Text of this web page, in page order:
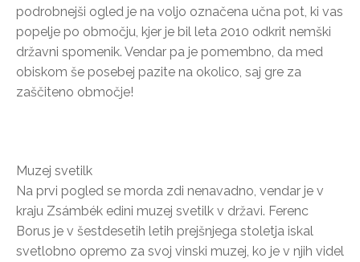
podrobnejši ogled je na voljo označena učna pot, ki vas
popelje po območju, kjer je bil leta 2010 odkrit nemški
državni spomenik. Vendar pa je pomembno, da med
obiskom še posebej pazite na okolico, saj gre za
zaščiteno območje!
Muzej svetilk
Na prvi pogled se morda zdi nenavadno, vendar je v
kraju Zsámbék edini muzej svetilk v državi. Ferenc
Borus je v šestdesetih letih prejšnjega stoletja iskal
svetlobno opremo za svoj vinski muzej, ko je v njih videl